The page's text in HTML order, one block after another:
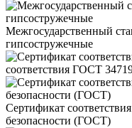
Межгосударственный
гипсостружечные
соответствия ГОСТ
Сертификат
безопасности (ГОСТ)